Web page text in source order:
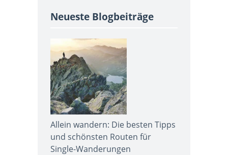
Neueste Blogbeiträge
Allein wandern: Die besten Tipps
und schönsten Routen für
Single-Wanderungen